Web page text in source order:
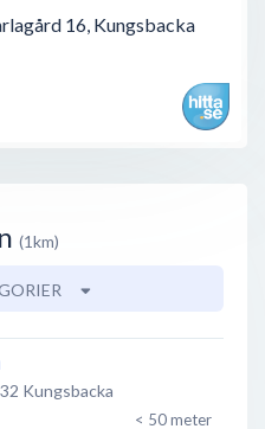
(1km)
Kungsbacka
< 50 meter